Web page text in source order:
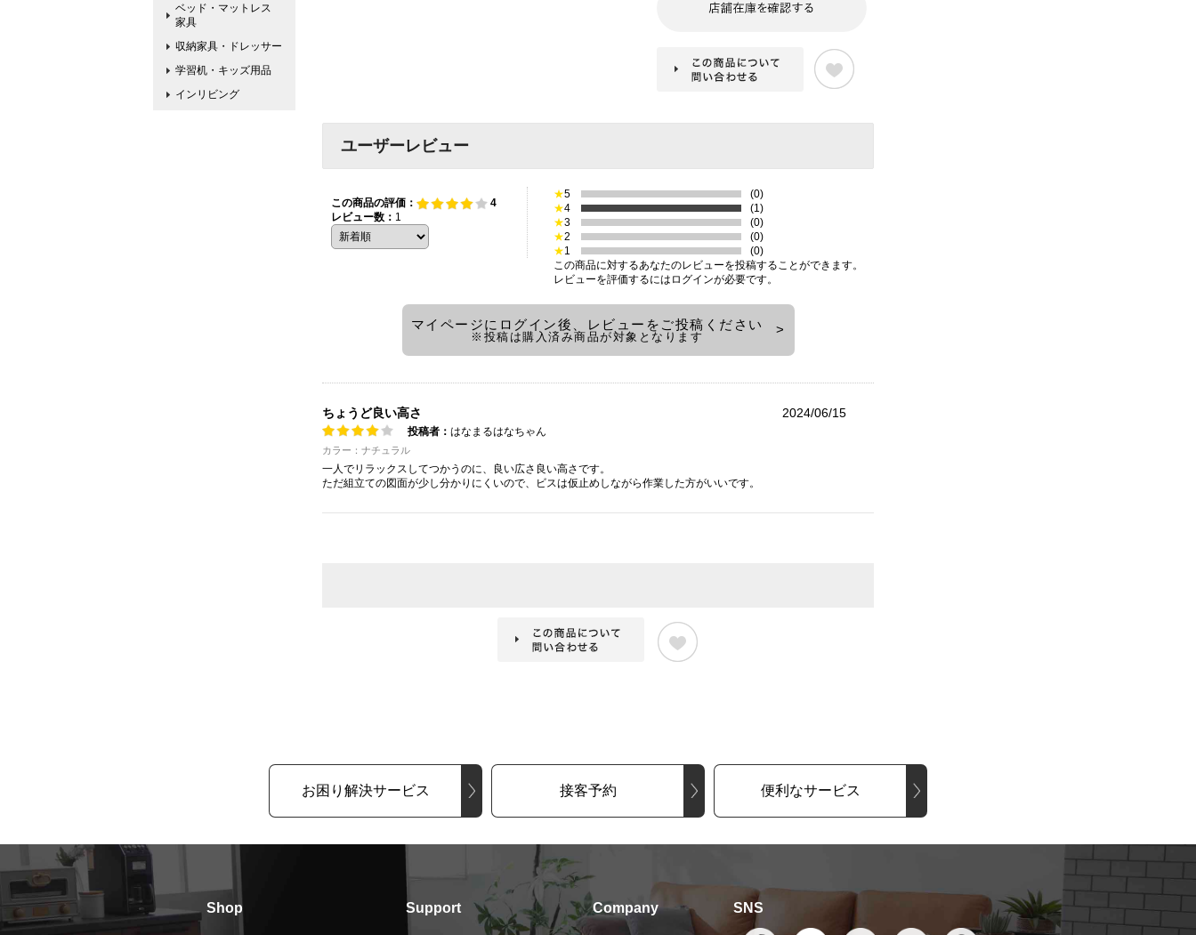
ユーザーレビュー
この商品の評価：
4
レビュー数： 1
★5
(0)
★4
(1)
★3
(0)
★2
(0)
★1
(0)
この商品に対するあなたのレビューを投稿することができます。
レビューを評価するには ログインが必要です。
マイページにログイン後、レビューをご投稿ください
※投稿は購入済み商品が対象となります
ちょうど良い高さ 2024/06/15
投稿者： はなまるはなちゃん
カラー：ナチュラル
一人でリラックスしてつかうのに、良い広さ良い高さです。
ただ組立ての図面が少し分かりにくいので、ビスは仮止めしながら作業した方がいいです。
ベッド・マットレス
家具
収納家具・ドレッサー
学習机・キッズ用品
インリビング
お困り解決サービス 接客予約 便利なサービス
Shop Support Company SNS